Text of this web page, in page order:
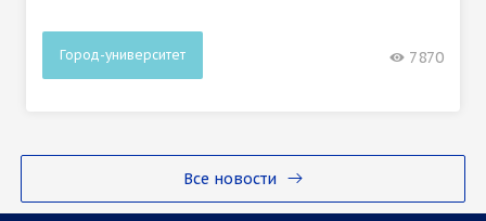
Все новости
Город-университет 7870